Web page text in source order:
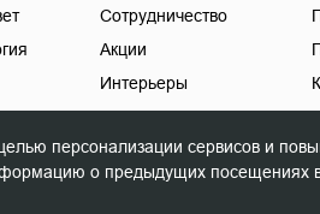
Сотрудничество
Акции
Интерьеры
Документы
персонализации сервисов и
о предыдущих посещениях